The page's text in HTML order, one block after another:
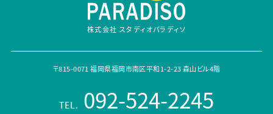
株式会社 スタディオパラディソ
〒815-0071 福岡県福岡市南区平和1-2-23 森山ビル4階
TEL. 092-524-2245